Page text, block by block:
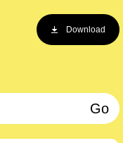
Download
Go